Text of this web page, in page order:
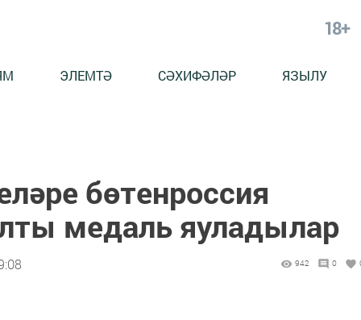
18+
ЭЛЕМТӘ СӘХИФӘЛӘР ЯЗЫЛУ
бөтенроссия
медаль яуладылар
942 0